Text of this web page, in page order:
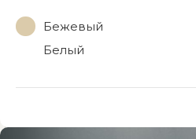
Бежевый
Белый